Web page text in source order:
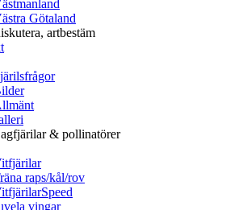
Götaland
artbestäm
& pollinatörer
raps/kål/rov
vingar